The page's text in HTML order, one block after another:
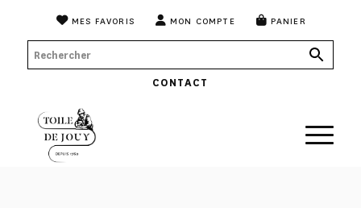
MES FAVORIS MON COMPTE PANIER
CONTACT